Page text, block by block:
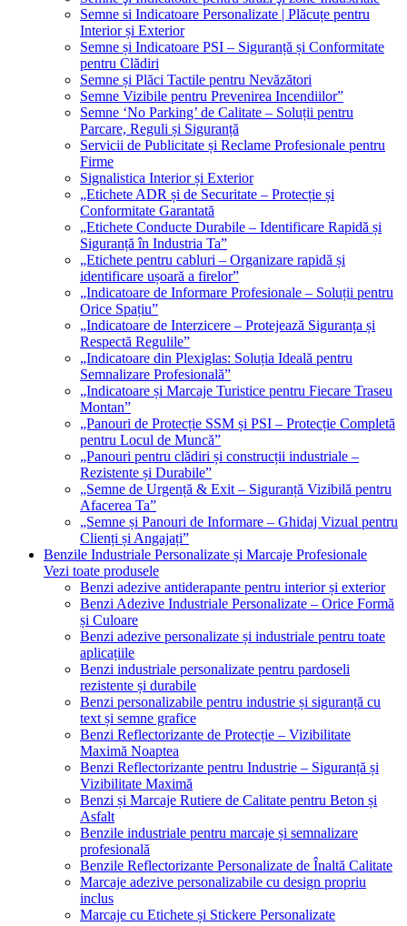
Semne si Indicatoare Personalizate | Plăcuțe pentru
Interior și Exterior
Semne și Indicatoare PSI – Siguranță și Conformitate
pentru Clădiri
Semne și Plăci Tactile pentru Nevăzători
Semne Vizibile pentru Prevenirea Incendiilor”
Semne ‘No Parking’ de Calitate – Soluții pentru
Parcare, Reguli și Siguranță
Servicii de Publicitate și Reclame Profesionale pentru
Firme
Signalistica Interior și Exterior
„Etichete ADR și de Securitate – Protecție și
Conformitate Garantată
„Etichete Conducte Durabile – Identificare Rapidă și
Siguranță în Industria Ta”
„Etichete pentru cabluri – Organizare rapidă și
identificare ușoară a firelor”
„Indicatoare de Informare Profesionale – Soluții pentru
Orice Spațiu”
„Indicatoare de Interzicere – Protejează Siguranța și
Respectă Regulile”
„Indicatoare din Plexiglas: Soluția Ideală pentru
Semnalizare Profesională”
„Indicatoare și Marcaje Turistice pentru Fiecare Traseu
Montan”
„Panouri de Protecție SSM și PSI – Protecție Completă
pentru Locul de Muncă”
„Panouri pentru clădiri și construcții industriale –
Rezistente și Durabile”
„Semne de Urgență & Exit – Siguranță Vizibilă pentru
Afacerea Ta”
„Semne și Panouri de Informare – Ghidaj Vizual pentru
Clienți și Angajați”
Benzile Industriale Personalizate și Marcaje Profesionale
Vezi toate produsele
Benzi adezive antiderapante pentru interior și exterior
Benzi Adezive Industriale Personalizate – Orice Formă
și Culoare
Benzi adezive personalizate și industriale pentru toate
aplicațiile
Benzi industriale personalizate pentru pardoseli
rezistente și durabile
Benzi personalizabile pentru industrie și siguranță cu
text și semne grafice
Benzi Reflectorizante de Protecție – Vizibilitate
Maximă Noaptea
Benzi Reflectorizante pentru Industrie – Siguranță și
Vizibilitate Maximă
Benzi și Marcaje Rutiere de Calitate pentru Beton și
Asfalt
Benzile industriale pentru marcaje și semnalizare
profesională
Benzile Reflectorizante Personalizate de Înaltă Calitate
Marcaje adezive personalizabile cu design propriu
inclus
Marcaje cu Etichete și Stickere Personalizate